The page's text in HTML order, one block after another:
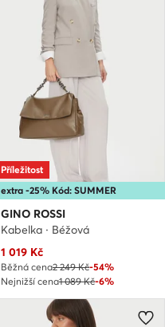
extra -25% Kód: SUMMER
Příležitost
GINO ROSSI
Kabelka · Béžová
Aktuální cena
1 019 Kč
Běžná cena2 249 Kč-54%
Nejnižší cena1 089 Kč-6%